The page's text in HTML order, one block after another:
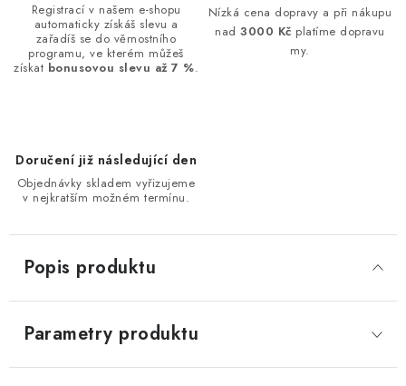
Registrací v našem e-shopu
automaticky získáš slevu a
zařadíš se do věrnostního
programu, ve kterém můžeš
získat bonusovou slevu až 7 %.
Nízká cena dopravy a při nákupu
nad3000 Kč platíme dopravu
my.
Doručení již následující den
Objednávky skladem vyřizujeme
v nejkratším možném termínu.
Popis produktu
Parametry produktu